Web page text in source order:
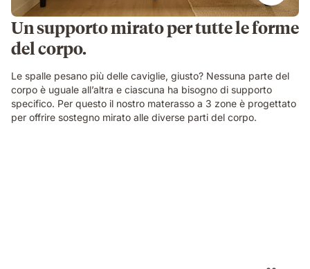
Un supporto mirato per tutte le forme
del corpo.
Le spalle pesano più delle caviglie, giusto? Nessuna parte del
corpo è uguale all’altra e ciascuna ha bisogno di supporto
specifico. Per questo il nostro materasso a 3 zone è progettato
per offrire sostegno mirato alle diverse parti del corpo.